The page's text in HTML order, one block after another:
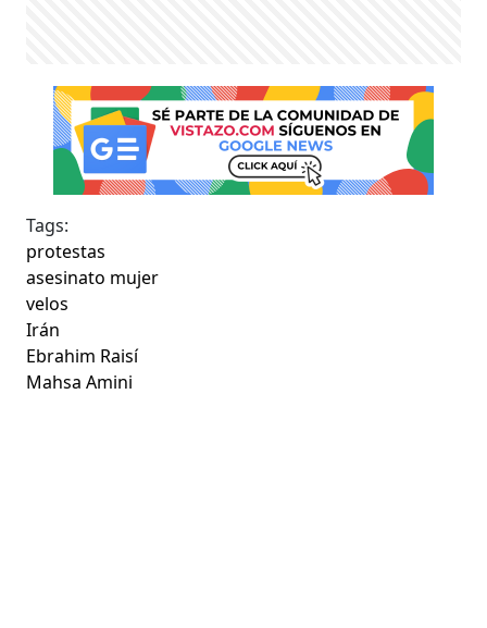
Tags:
protestas
asesinato mujer
velos
Irán
Ebrahim Raisí
Mahsa Amini